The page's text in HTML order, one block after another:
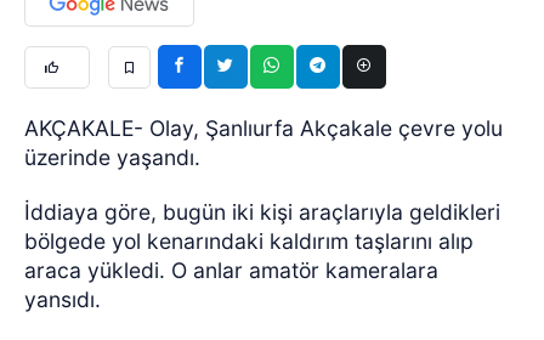
AKÇAKALE- Olay, Şanlıurfa Akçakale çevre yolu
üzerinde yaşandı.
İddiaya göre, bugün iki kişi araçlarıyla geldikleri
bölgede yol kenarındaki kaldırım taşlarını alıp
araca yükledi. O anlar amatör kameralara
yansıdı.